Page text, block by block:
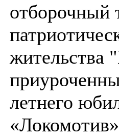
отборочный
летнего